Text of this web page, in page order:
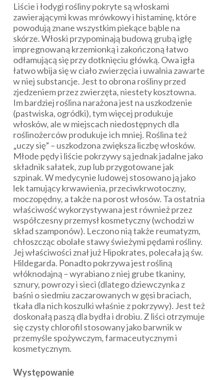
Liście i łodygi rośliny pokryte są włoskami
zawierającymi kwas mrówkowy i histaminę, które
powodują znane wszystkim piekące bąble na
skórze. Włoski przypominają budową grubą igłę
impregnowaną krzemionką i zakończoną łatwo
odłamującą się przy dotknięciu główką. Owa igła
łatwo wbija się w ciało zwierzęcia i uwalnia zawarte
w niej substancje. Jest to obrona rośliny przed
zjedzeniem przez zwierzęta, niestety kosztowna.
Im bardziej roślina narażona jest na uszkodzenie
(pastwiska, ogródki), tym więcej produkuje
włosków, ale w miejscach niedostępnych dla
roślinożerców produkuje ich mniej. Roślina też
„uczy się” – uszkodzona zwiększa liczbę włosków.
Młode pędy i liście pokrzywy są jednak jadalne jako
składnik sałatek, zup lub przygotowane jak
szpinak. W medycynie ludowej stosowano ją jako
lek tamujący krwawienia, przeciwkrwotoczny,
moczopędny, a także na porost włosów. Ta ostatnia
właściwość wykorzystywana jest również przez
współczesny przemysł kosmetyczny (wchodzi w
skład szamponów). Leczono nią także reumatyzm,
chłoszcząc obolałe stawy świeżymi pędami rośliny.
Jej właściwości znał już Hipokrates, polecała ją św.
Hildegarda. Ponadto pokrzywa jest rośliną
włóknodajną – wyrabiano z niej grube tkaniny,
sznury, powrozy i sieci (dlatego dziewczynka z
baśni o siedmiu zaczarowanych w gęsi braciach,
tkała dla nich koszulki właśnie z pokrzywy). Jest też
doskonałą paszą dla bydła i drobiu. Z liści otrzymuje
się czysty chlorofil stosowany jako barwnik w
przemyśle spożywczym, farmaceutycznym i
kosmetycznym.
Występowanie